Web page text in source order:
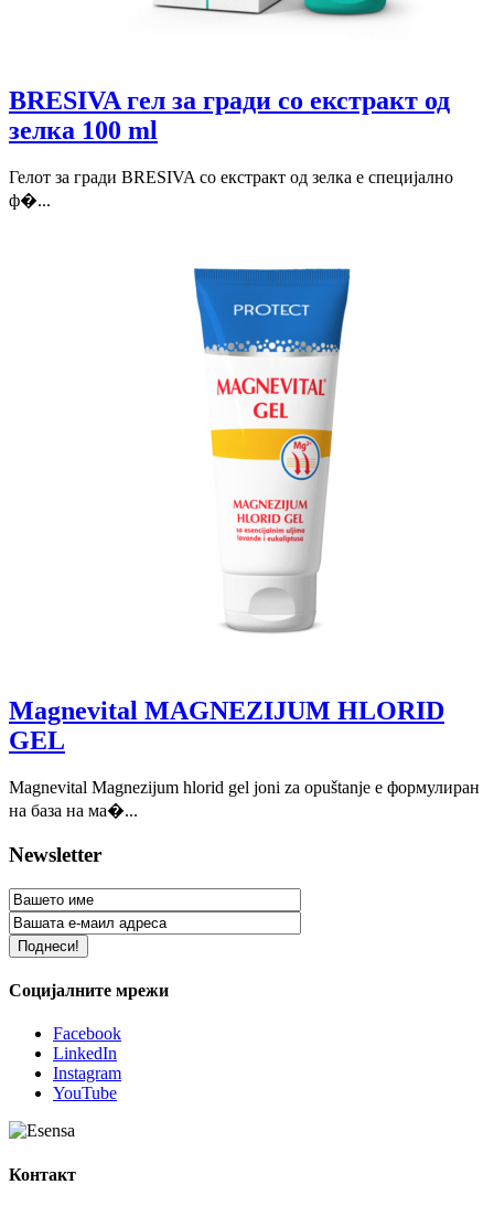
BRESIVA гел за гради со екстракт од
зелка 100 ml
Гелот за гради BRESIVA со екстракт од зелка е специјално
ф�...
Magnevital MAGNEZIJUM HLORID
GEL
Magnevital Magnezijum hlorid gel joni za opuštanje е формулиран
на база на ма�...
Newsletter
Социјалните мрежи
Facebook
LinkedIn
Instagram
YouTube
Контакт